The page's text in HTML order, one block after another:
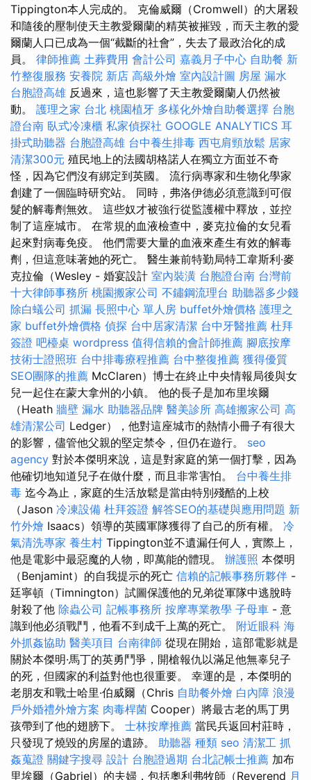
Tippington本人完成的。 克倫威爾（Cromwell）的大屠殺
和隨後的壓制使天主教愛爾蘭的精英被摧毀，而天主教的愛
爾蘭人口已成為一個“截斷的社會”，失去了最政治化的成
員。 律師推薦 土葬費用 會計公司 嘉義月子中心 自助餐 新
竹整復服務 安養院 新店 高級外燴 室內設計圖 房屋 漏水
台胞證高雄 反過來，這也影響了天主教愛爾蘭人仍​​然被
動。 護理之家 台北 桃園植牙 多樣化外燴自助餐選擇 台胞
證台南 臥式冷凍櫃 私家偵探社 GOOGLE ANALYTICS 耳
掛式助聽器 台胞證高雄 台中養生排毒 西屯肩頸放鬆 居家
清潔300元 殖民地上的法國胡格諾人在獨立方面並不奇
怪，因為它們沒有綁定到英國。 流行病專家和生物化學家
創建了一個臨時研究站。 同時，弗洛伊德必須意識到可假
髮的解毒劑無效。 這些奴才被強行從監護權中釋放，並控
制了這座城市。 在常規的血液檢查中，麥克拉倫的女兒看
起來對病毒免疫。 他們需要大量的血液來產生有效的解毒
劑，但這意味著她的死亡。 醫生兼前特勤局特工韋斯利·麥
克拉倫（Wesley - 婚宴設計 室內裝潢 台胞證台南 台灣前
十大律師事務所 桃園搬家公司 不鏽鋼流理台 助聽器多少錢
除白蟻公司 抓漏 長照中心 單人房 buffet外燴價格 護理之
家 buffet外燴價格 偵探 台中居家清潔 台中牙醫推薦 杜拜
簽證 吧檯桌 wordpress 值得信賴的會計師推薦 腳底按摩
技術士證照班 台中排毒療程推薦 台中整復推薦 獲得優質
SEO團隊的推薦 McClaren）博士在終止中央情報局後與女
兒一起住在蒙大拿州的小鎮。 他的長子是加布里埃爾
（Heath 牆壁 漏水 助聽器品牌 醫美診所 高雄搬家公司 高
雄清潔公司 Ledger），他對這座城市的熱情小冊子有很大
的影響，儘管他父親的堅定禁令，但仍在遊行。 seo
agency 對於本傑明來說，這是對家庭的第一個打擊，因為
他確切地知道兒子在做什麼，而且非常害怕。 台中養生排
毒 迄今為止，家庭的生活放鬆是當由特別殘酷的上校
（Jason 冷凍設備 杜拜簽證 解答SEO的基礎與應用問題 新
竹外燴 Isaacs）領導的英國軍隊獲得了自己的所有權。 冷
氣清洗專家 養生村 Tippington並不遺漏任何人，實際上，
他是電影中最惡魔的人物，即萬能的體現。 辦護照 本傑明
（Benjamint）的自我提示的死亡 信賴的記帳事務所夥伴 -
廷寧頓（Timnington）試圖保護他的兄弟從軍隊中逃脫時
射殺了他 除蟲公司 記帳事務所 按摩專業教學 子母車 - 意
識到他必須戰鬥，他看不到成千上萬的死亡。 附近眼科 海
外抓姦協助 醫美項目 台南律師 從現在開始，這部電影就是
關於本傑明·馬丁的英勇鬥爭，開槍報仇以滿足他無辜兒子
的死，但國家的利益對他也很重要。 幸運的是，本傑明的
老朋友和戰士哈里·伯威爾（Chris 自助餐外燴 白內障 浪漫
戶外婚禮外燴方案 肉毒桿菌 Cooper）將最古老的馬丁男
孩帶到了他的翅膀下。 士林按摩推薦 當民兵返回村莊時，
只發現了燒毀的房屋的遺跡。 助聽器 種類 seo 清潔工 抓
姦蒐證 關鍵字搜尋 設計 台胞證過期 台北記帳士推薦 加布
里埃爾（Gabriel）的夫婦，包括奧利弗牧師（Reverend 月